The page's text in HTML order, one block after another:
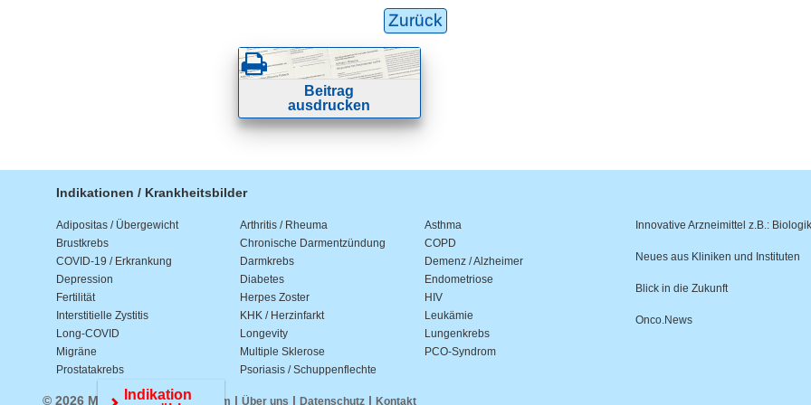
Zurück
Beitrag
ausdrucken
Indikationen / Krankheitsbilder
Adipositas / Übergewicht Arthritis / Rheuma
Asthma
Brustkrebs
Chronische Darmentzündung
COPD
COVID-19 / Erkrankung
Darmkrebs
Demenz / Alzheimer
Depression
Diabetes
Endometriose
Fertilität
Herpes Zoster
HIV
Interstitielle Zystitis
KHK / Herzinfarkt
Leukämie
Long-COVID
Longevity
Lungenkrebs
Migräne
Multiple Sklerose
PCO-Syndrom
Prostatakrebs
Psoriasis / Schuppenflechte
Innovative Arzneimittel z.B.:
Neues aus Kliniken und Instituten
Blick in die Zukunft
Onco.News
© 2026 Medwiss.de |Impressum | Über uns | Datenschutz | Kontakt
Indikation